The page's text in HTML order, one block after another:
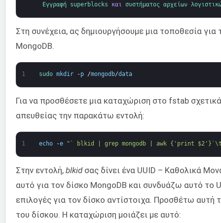
Εγγραφή superblocks και συστήματος αρχείων
Στη συνέχεια, ας δημιουργήσουμε μια τοποθεσία
MongoDB.
1 sudo mkdir -p /mongodb/data
Για να προσθέσετε μια καταχώριση στο fstab
απευθείας την παρακάτω εντολή:
1 echo -e "` blkid | grep mongodb | awk {'print $2'}`\t/
Στην εντολή, blkid σας δίνει ένα UUID – Καθολικά
αυτό για τον δίσκο MongoDB και συνδυάζω αυτό
επιλογές για τον δίσκο αντίστοιχα. Προσθέτω
του δίσκου. Η καταχώριση μοιάζει με αυτό: